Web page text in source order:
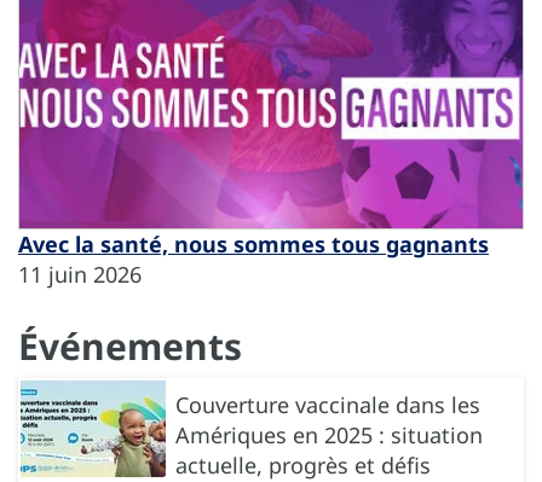
Avec la santé, nous sommes tous gagnants
11 juin 2026
Événements
Couverture vaccinale dans les
Amériques en 2025 : situation
actuelle, progrès et défis